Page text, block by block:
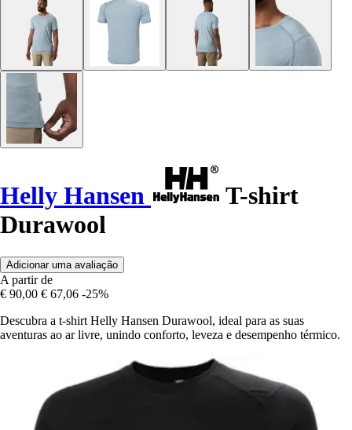
Helly Hansen
T-shirt
Durawool
Adicionar uma avaliação
A partir de
€ 90,00 € 67,06 -25%
Descubra a t-shirt Helly Hansen Durawool, ideal para as suas
aventuras ao ar livre, unindo conforto, leveza e desempenho térmico.